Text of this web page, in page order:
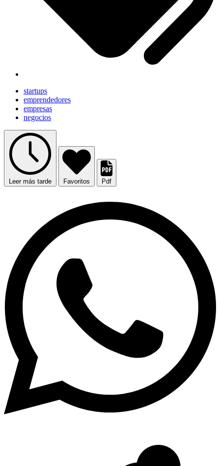
startups
emprendedores
empresas
negocios
Leer más tarde Favoritos Pdf